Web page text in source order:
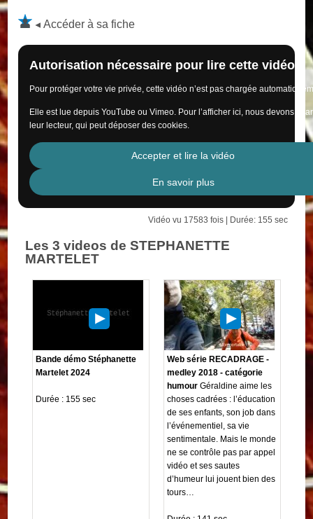
Accéder à sa fiche
Autorisation nécessaire pour lire cette vidéo
Pour protéger votre vie privée, cette vidéo n’est pas chargée
Elle est lue depuis YouTube ou Vimeo. Pour l’afficher ici, nous devons
leur lecteur, qui peut déposer des cookies.
Accepter et lire la vidéo
En savoir plus
Vidéo vu 17583 fois | Durée: 155 sec
Les 3 videos de STEPHANETTE
MARTELET
Bande démo Stéphanette
Martelet 2024
Durée : 155 sec
Web série RECADRAGE -
medley 2018 - catégorie
humour Géraldine aime les
choses cadrées : l’éducation
de ses enfants, son job dans
l’événementiel, sa vie
sentimentale. Mais le monde
ne se contrôle pas par appel
vidéo et ses sautes
d’humeur lui jouent bien des
tours…